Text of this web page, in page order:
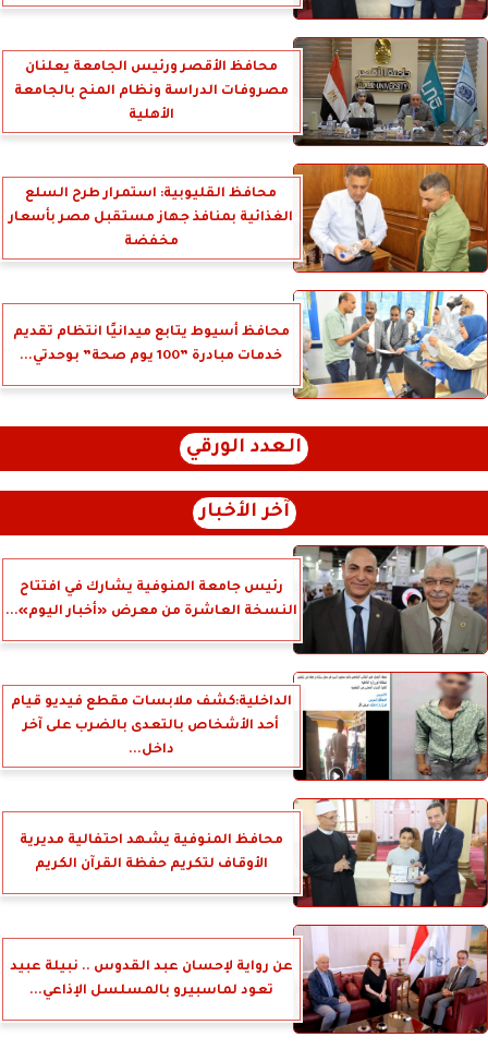
محافظ الأقصر ورئيس الجامعة يعلنان
مصروفات الدراسة ونظام المنح بالجامعة
الأهلية
محافظ القليوبية: استمرار طرح السلع
الغذائية بمنافذ جهاز مستقبل مصر بأسعار
مخفضة
محافظ أسيوط يتابع ميدانيًا انتظام تقديم
خدمات مبادرة ”100 يوم صحة” بوحدتي...
العدد الورقي
آخر الأخبار
رئيس جامعة المنوفية يشارك في افتتاح
النسخة العاشرة من معرض «أخبار اليوم»...
الداخلية:كشف ملابسات مقطع فيديو قيام
أحد الأشخاص بالتعدى بالضرب على آخر
داخل...
محافظ المنوفية يشهد احتفالية مديرية
الأوقاف لتكريم حفظة القرآن الكريم
عن رواية لإحسان عبد القدوس .. نبيلة عبيد
تعود لماسبيرو بالمسلسل الإذاعي...